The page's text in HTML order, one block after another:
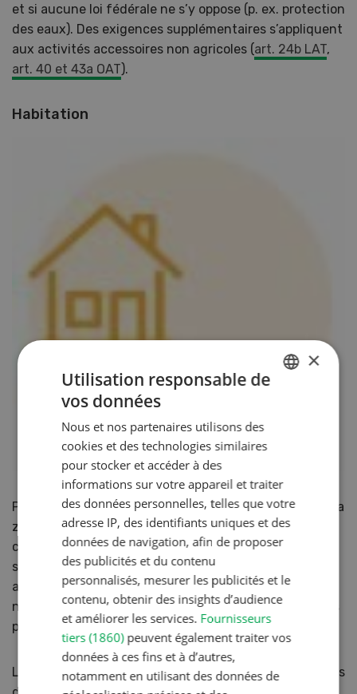
et si aucune loi fédérale ne s’y oppose (p. ex. protection
des eaux). Des exigences supplémentaires s’appliquent
aux activités accessoires non agricoles (art. 24b LAT,
art. 40 et 43a OAT).
Habitation
Pour les habitations non conformes à l’affectation de la
zone (hors d’une exploitation agricole active), il
convient de distinguer entre les immeubles construits
sous l’ancien droit (c.-à-d. avant le 1 er juillet 1972 ;
agrandissement ou transformation possible) et le
nouveau droit (agrandissement ou transformation pas
possible).
Le changement complet d’affectation de constructions
×
Utilisation responsable de
vos données
Nous et nos partenaires utilisons des
cookies et des technologies similaires
pour stocker et accéder à des
informations sur votre appareil et traiter
des données personnelles, telles que votre
adresse IP, des identifiants uniques et des
données de navigation, afin de proposer
des publicités et du contenu
personnalisés, mesurer les publicités et le
contenu, obtenir des insights d’audience
et améliorer les services. Fournisseurs
tiers (1860)peuvent également traiter vos
données à ces fins et à d’autres,
notamment en utilisant des données de